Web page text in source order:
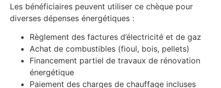
Les bénéficiaires peuvent utiliser ce chèque pour
diverses dépenses énergétiques :
Règlement des factures d’électricité et de gaz
Achat de combustibles (fioul, bois, pellets)
Financement partiel de travaux de rénovation
énergétique
Paiement des charges de chauffage incluses